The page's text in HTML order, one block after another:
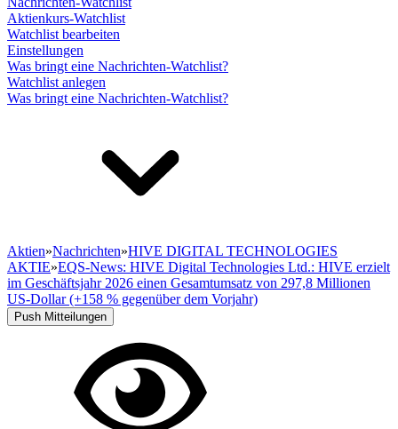
Aktienkurs-Watchlist
Watchlist bearbeiten
Einstellungen
Was bringt eine Nachrichten-Watchlist?
Watchlist anlegen
Was bringt eine Nachrichten-Watchlist?
Aktien»Nachrichten»HIVE DIGITAL TECHNOLOGIES
AKTIE»EQS-News: HIVE Digital Technologies Ltd.: HIVE erzielt
im Geschäftsjahr 2026 einen Gesamtumsatz von 297,8 Millionen
US-Dollar (+158 % gegenüber dem Vorjahr)
Push Mitteilungen